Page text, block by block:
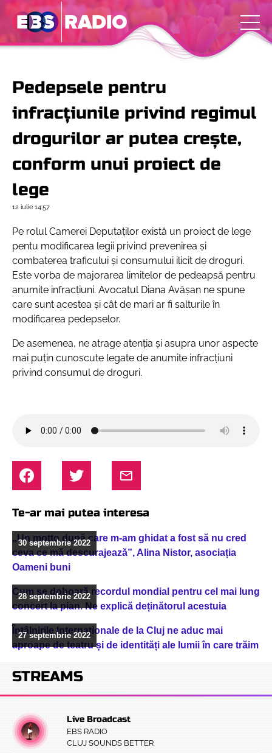
Pedepsele pentru
infracțiunile privind regimul
drogurilor ar putea crește,
conform unui proiect de
lege
12 iulie 14:57
Pe rolul Camerei Deputaților există un proiect de lege
pentu modificarea legii privind prevenirea și
combaterea traficului și consumului ilicit de droguri.
Este vorba de majorarea limitelor de pedeapsă pentru
anumite infracțiuni. Avocatul Diana Avășan ne spune
care sunt acestea și cât de mari ar fi salturile în
modificarea pedepselor.
De asemenea, ne atrage atenția și asupra unor aspecte
mai puțin cunoscute legate de anumite infracțiuni
privind consumul de droguri.
Te-ar mai putea interesa
„Un motto după care m-am ghidat a fost să nu cred
ceva ce mă descurajează”, Alina Nistor, asociația
Oameni buni
30 septembrie 2022
Cum se doboară recordul mondial pentru cel mai lung
concert la pian. Ne explică deținătorul acestuia
28 septembrie 2022
Întâlnirile Internaționale de la Cluj ne aduc mai
aproape de teatru și de identități ale lumii în care trăim
27 septembrie 2022
STREAMS
Live Broadcast
EBS RADIO
CLUJ SOUNDS BETTER